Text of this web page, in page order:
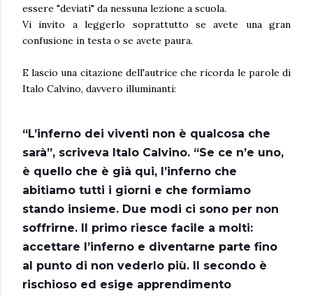
essere "deviati" da nessuna lezione a scuola.
Vi invito a leggerlo soprattutto se avete una gran
confusione in testa o se avete paura.
E lascio una citazione dell'autrice che ricorda le parole di
Italo Calvino, davvero illuminanti:
“L’inferno dei viventi non è qualcosa che
sarà”, scriveva Italo Calvino. “Se ce n’e uno,
è quello che è già qui, l’inferno che
abitiamo tutti i giorni e che formiamo
stando insieme. Due modi ci sono per non
soffrirne. Il primo riesce facile a molti:
accettare l’inferno e diventarne parte fino
al punto di non vederlo più. Il secondo è
rischioso ed esige apprendimento